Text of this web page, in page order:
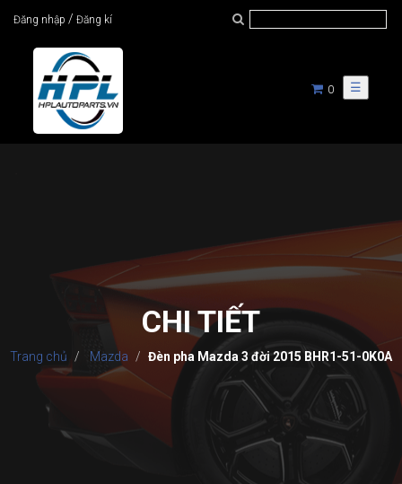
Đăng nhập / Đăng kí
☰
0
CHI TIẾT
Trang chủ Mazda Đèn pha Mazda 3 đời 2015 BHR1-51-0K0A